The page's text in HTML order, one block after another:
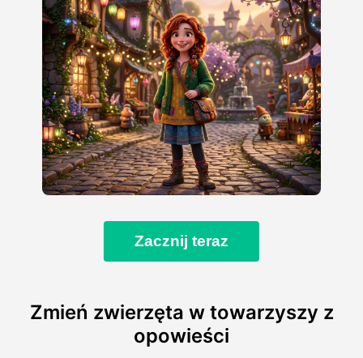
Zacznij teraz
Zmień zwierzęta w towarzyszy z
opowieści